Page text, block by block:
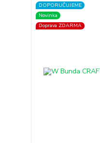
DOPORUČUJEME
Novinka
Doprava ZDARMA